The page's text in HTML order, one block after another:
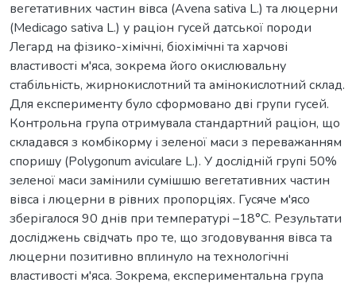
вегетативних частин вівса (Avena sativa L.) та люцерни
(Medicago sativa L.) у раціон гусей датської породи
Легард на фізико-хімічні, біохімічні та харчові
властивості м'яса, зокрема його окислювальну
стабільність, жирнокислотний та амінокислотний склад.
Для експерименту було сформовано дві групи гусей.
Контрольна група отримувала стандартний раціон, що
складався з комбікорму і зеленої маси з переважанням
споришу (Polygonum aviculare L.). У дослідній групі 50%
зеленої маси замінили сумішшю вегетативних частин
вівса і люцерни в рівних пропорціях. Гусяче м'ясо
зберігалося 90 днів при температурі –18°С. Результати
досліджень свідчать про те, що згодовування вівса та
люцерни позитивно вплинуло на технологічні
властивості м'яса. Зокрема, експериментальна група